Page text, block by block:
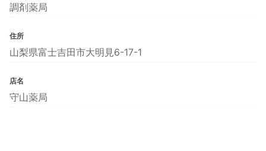
調剤薬局
住所
山梨県富士吉田市大明見6-17-1
店名
守山薬局